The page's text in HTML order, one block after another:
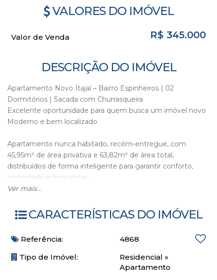
VALORES DO IMÓVEL
R$ 345.000
Valor de Venda
DESCRIÇÃO DO IMÓVEL
Apartamento Novo Itajaí – Bairro Espinheiros | 02
Dormitórios | Sacada com Churrasqueira
Excelente oportunidade para quem busca um imóvel novo
Moderno e bem localizado
Apartamento nunca habitado, recém-entregue, com
45,95m² de área privativa e 63,82m² de área total,
distribuídos de forma inteligente para garantir conforto,
praticidade e bem-estar.
02 dormitórios
Living integrado com sala de estar, jantar e cozinha
Sacada com churrasqueira a carvão
Planta funcional e excelente aproveitamento dos espaços
01 vaga de garagem privativa
Ver mais...
CARACTERÍSTICAS DO IMÓVEL
Referência:
4868
Tipo de Imóvel:
Residencial »
Apartamento